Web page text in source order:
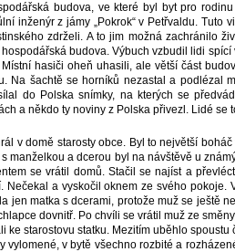
budova, ve které byl byt pro
inženýr z jámy „Pokrok“ v Petřvaldu.
zdrželi. A to jim možná zachránilo
budova. Výbuch vzbudil lidi
hasiči oheň uhasili, ale větší část
Na šachtě se horníků nezastal a podlézal
do Polska snímky, na kterých se
a někdo ty noviny z Polska přivezl. Lidé
v domě starosty obce. Byl to největší
manželkou a dcerou byl na návštěvě u
se vrátil domů. Stačil se najíst a
Nečekal a vyskočil oknem ze svého pokoje.
jen matka s dcerami, protože muž se ještě
dovnitř. Po chvíli se vrátil muž ze
ke starostovu statku. Mezitím uběhlo
vylomené, v bytě všechno rozbité a